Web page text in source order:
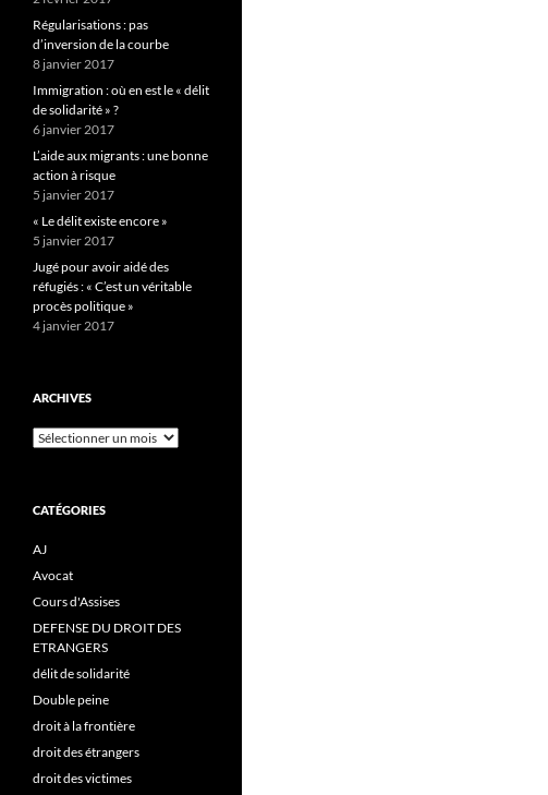
Régularisations : pas
d’inversion de la courbe
8 janvier 2017
Immigration : où en est le « délit
de solidarité » ?
6 janvier 2017
L’aide aux migrants : une bonne
action à risque
5 janvier 2017
« Le délit existe encore »
5 janvier 2017
Jugé pour avoir aidé des
réfugiés : « C’est un véritable
procès politique »
4 janvier 2017
ARCHIVES
Archives
CATÉGORIES
AJ
Avocat
Cours d'Assises
DEFENSE DU DROIT DES
ETRANGERS
délit de solidarité
Double peine
droit à la frontière
droit des étrangers
droit des victimes